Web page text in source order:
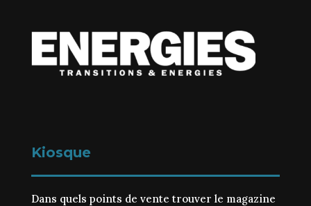
Kiosque
Dans quels points de vente trouver le magazine